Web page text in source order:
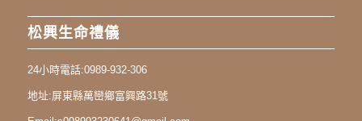
松興生命禮儀
24小時電話:0989-932-306
地址:屏東縣萬巒鄉富興路31號